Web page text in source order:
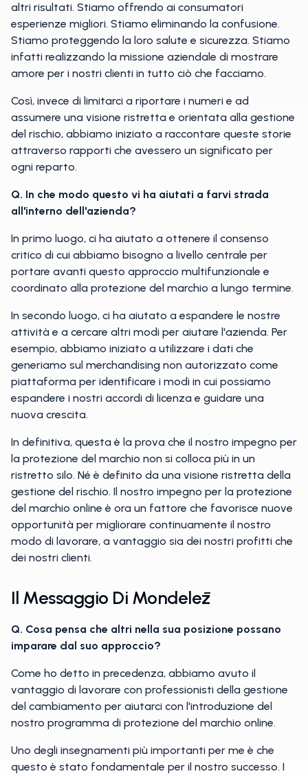
altri risultati. Stiamo offrendo ai consumatori
esperienze migliori. Stiamo eliminando la confusione.
Stiamo proteggendo la loro salute e sicurezza. Stiamo
infatti realizzando la missione aziendale di mostrare
amore per i nostri clienti in tutto ciò che facciamo.
Così, invece di limitarci a riportare i numeri e ad
assumere una visione ristretta e orientata alla gestione
del rischio, abbiamo iniziato a raccontare queste storie
attraverso rapporti che avessero un significato per
ogni reparto.
Q. In che modo questo vi ha aiutati a farvi strada
all'interno dell'azienda?
In primo luogo, ci ha aiutato a ottenere il consenso
critico di cui abbiamo bisogno a livello centrale per
portare avanti questo approccio multifunzionale e
coordinato alla protezione del marchio a lungo termine.
In secondo luogo, ci ha aiutato a espandere le nostre
attività e a cercare altri modi per aiutare l'azienda. Per
esempio, abbiamo iniziato a utilizzare i dati che
generiamo sul merchandising non autorizzato come
piattaforma per identificare i modi in cui possiamo
espandere i nostri accordi di licenza e guidare una
nuova crescita.
In definitiva, questa è la prova che il nostro impegno per
la protezione del marchio non si colloca più in un
ristretto silo. Né è definito da una visione ristretta della
gestione del rischio. Il nostro impegno per la protezione
del marchio online è ora un fattore che favorisce nuove
opportunità per migliorare continuamente il nostro
modo di lavorare, a vantaggio sia dei nostri profitti che
dei nostri clienti.
Il Messaggio Di Mondelēz
Q. Cosa pensa che altri nella sua posizione possano
imparare dal suo approccio?
Come ho detto in precedenza, abbiamo avuto il
vantaggio di lavorare con professionisti della gestione
del cambiamento per aiutarci con l'introduzione del
nostro programma di protezione del marchio online.
Uno degli insegnamenti più importanti per me è che
questo è stato fondamentale per il nostro successo. I